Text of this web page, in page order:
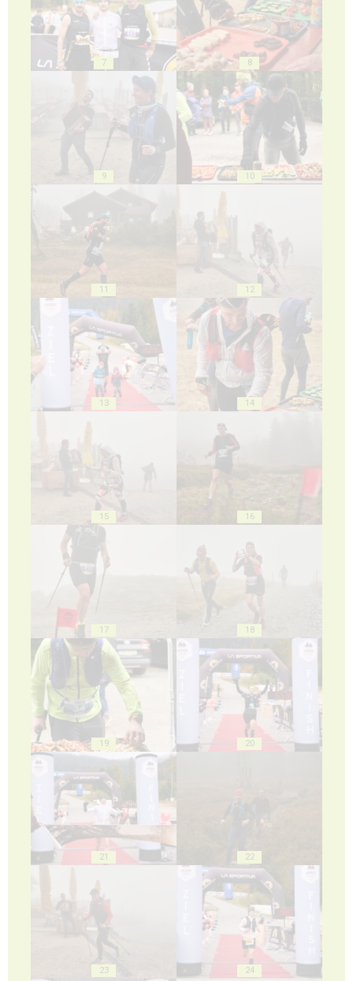
7 8
9 10
11 12
13 14
15 16
17 18
19 20
21 22
23 24